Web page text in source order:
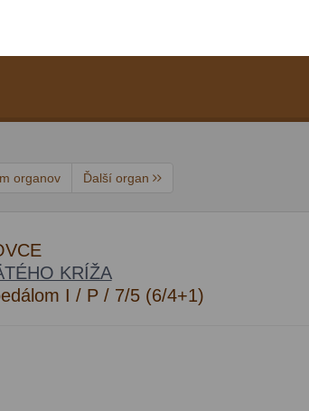
organov Ďalší organ
KRÍŽA
I / P / 7/5 (6/4+1)